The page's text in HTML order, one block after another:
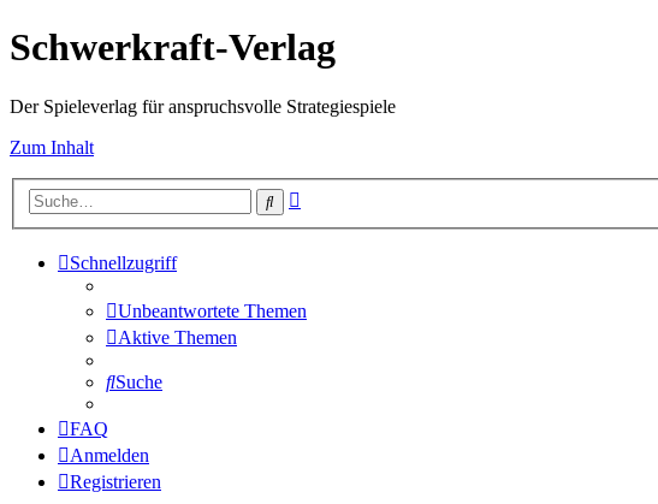
Schwerkraft-Verlag
Der Spieleverlag für anspruchsvolle Strategiespiele
Zum Inhalt
Suche
Schnellzugriff
Unbeantwortete Themen
Aktive Themen
Suche
FAQ
Anmelden
Registrieren